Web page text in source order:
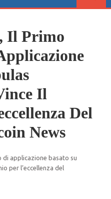
Il Primo
Il
Del
News
applicazione basato su
per l’eccellenza del